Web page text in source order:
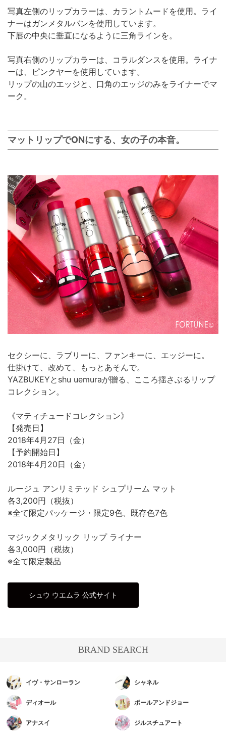
写真左側のリップカラーは、カラントムードを使用。ライ
ナーはガンメタルバンを使用しています。
下唇の中央に垂直になるように三角ラインを。
写真右側のリップカラーは、コラルダンスを使用。ライナ
ーは、ピンクヤーを使用しています。
リップの山のエッジと、口角のエッジのみをライナーでマ
ーク。
マットリップでONにする、女の子の本音。
セクシーに、ラブリーに、ファンキーに、エッジーに。
仕掛けて、改めて、もっとあそんで。
YAZBUKEYとshu uemuraが贈る、こころ揺さぶるリップ
コレクション。
《マティチュードコレクション》
【発売日】
2018年4月27日（金）
【予約開始日】
2018年4月20日（金）
ルージュ アンリミテッド シュプリーム マット
各3,200円（税抜）
※全て限定パッケージ・限定9色、既存色7色
マジックメタリック リップ ライナー
各3,000円（税抜）
※全て限定製品
シュウ ウエムラ 公式サイト
BRAND SEARCH
イヴ・サンローラン シャネル
ディオール ポールアンドジョー
アナスイ ジルスチュアート